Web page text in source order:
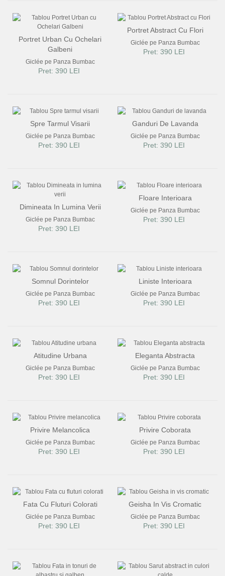
Portret Urban Cu Ochelari
Galbeni
Giclée pe Panza Bumbac
Pret: 390 LEI
Portret Abstract Cu Flori
Giclée pe Panza Bumbac
Pret: 390 LEI
Spre Tarmul Visarii
Giclée pe Panza Bumbac
Pret: 390 LEI
Ganduri De Lavanda
Giclée pe Panza Bumbac
Pret: 390 LEI
Dimineata In Lumina Verii
Giclée pe Panza Bumbac
Pret: 390 LEI
Floare Interioara
Giclée pe Panza Bumbac
Pret: 390 LEI
Somnul Dorintelor
Giclée pe Panza Bumbac
Pret: 390 LEI
Liniste Interioara
Giclée pe Panza Bumbac
Pret: 390 LEI
Atitudine Urbana
Giclée pe Panza Bumbac
Pret: 390 LEI
Eleganta Abstracta
Giclée pe Panza Bumbac
Pret: 390 LEI
Privire Melancolica
Giclée pe Panza Bumbac
Pret: 390 LEI
Privire Coborata
Giclée pe Panza Bumbac
Pret: 390 LEI
Fata Cu Fluturi Colorati
Giclée pe Panza Bumbac
Pret: 390 LEI
Geisha In Vis Cromatic
Giclée pe Panza Bumbac
Pret: 390 LEI